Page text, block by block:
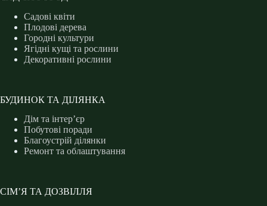
Садові квіти
Плодові дерева
Городні культури
Ягідні кущі та рослини
Декоративні рослини
БУДИНОК ТА ДІЛЯНКА
Дім та інтер’єр
Побутові поради
Благоустрій ділянки
Ремонт та облаштування
СІМ’Я ТА ДОЗВІЛЛЯ